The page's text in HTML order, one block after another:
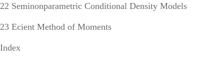
22 Seminonparametric Conditional Density Models
23 Ecient Method of Moments
Index